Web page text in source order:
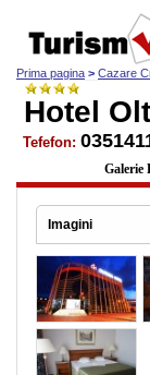
Prima pagina > Cazare
Hotel
Tefefon:
Galerie
Imagini